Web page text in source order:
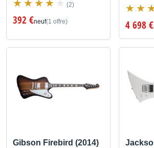
(2)
392 €neuf(1 offre) 4 698 €
Gibson Firebird (2014)